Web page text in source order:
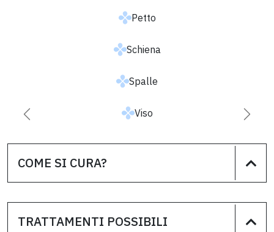
Petto
Schiena
Spalle
Viso
Successiva
COME SI CURA?
TRATTAMENTI POSSIBILI